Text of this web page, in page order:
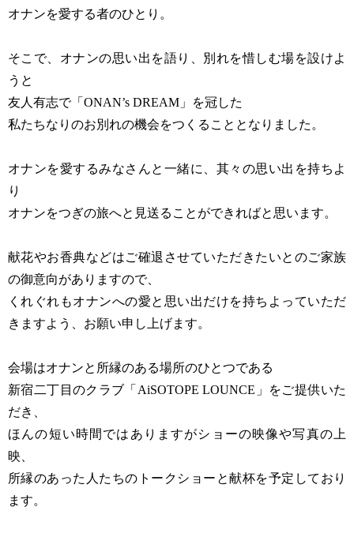
オナンを愛する者のひとり。
そこで、オナンの思い出を語り、別れを惜しむ場を設けよ
うと
友人有志で「ONAN’s DREAM」を冠した
私たちなりのお別れの機会をつくることとなりました。
オナンを愛するみなさんと一緒に、其々の思い出を持ちよ
り
オナンをつぎの旅へと見送ることができればと思います。
献花やお香典などはご確退させていただきたいとのご家族
の御意向がありますので、
くれぐれもオナンへの愛と思い出だけを持ちよっていただ
きますよう、お願い申し上げます。
会場はオナンと所縁のある場所のひとつである
新宿二丁目のクラブ「AiSOTOPE LOUNCE」をご提供いた
だき、
ほんの短い時間ではありますがショーの映像や写真の上
映、
所縁のあった人たちのトークショーと献杯を予定しており
ます。